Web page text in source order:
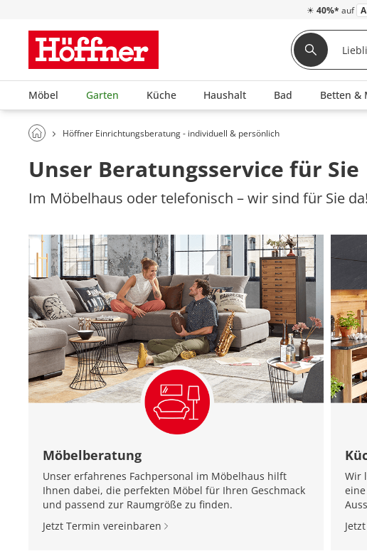
☀ 40%* auf
Möbel Garten Küche Haushalt Bad Betten &
Höffner Einrichtungsberatung - individuell & persönlich
Unser Beratungsservice für Sie
Im Möbelhaus oder telefonisch – wir sind für Sie da!
Möbelberatung
Unser erfahrenes Fachpersonal im Möbelhaus hilft
Ihnen dabei, die perfekten Möbel für Ihren Geschmack
und passend zur Raumgröße zu finden.
Jetzt Termin vereinbaren
Wir